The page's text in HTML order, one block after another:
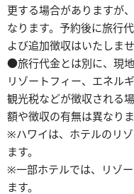
更する場合がありますが
なります。予約後に旅行
よび追加徴収はいたしませ
●旅行代金とは別に、現地
リゾートフィー、エネル
観光税などが徴収される
額や徴収の有無は異なりま
※ハワイは、ホテルのリ
ます。
※一部ホテルでは、リゾ
ます。